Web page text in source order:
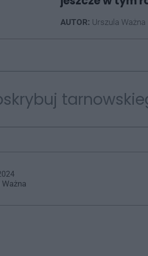
AUTOR: Urszula Ważna
Ważna